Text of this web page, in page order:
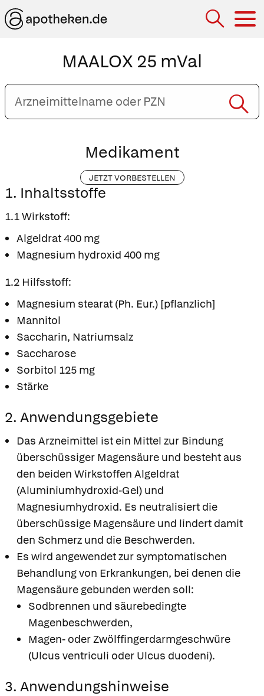
MAALOX 25 mVal
Arzneimittelname
oder
PZN
Medikament
JETZT VORBESTELLEN
1. Inhaltsstoffe
1.1 Wirkstoff:
Algeldrat 400 mg
Magnesium hydroxid 400 mg
1.2 Hilfsstoff:
Magnesium stearat (Ph. Eur.) [pflanzlich]
Mannitol
Saccharin, Natriumsalz
Saccharose
Sorbitol 125 mg
Stärke
2. Anwendungsgebiete
Das Arzneimittel ist ein Mittel zur Bindung
überschüssiger Magensäure und besteht aus
den beiden Wirkstoffen Algeldrat
(Aluminiumhydroxid-Gel) und
Magnesiumhydroxid. Es neutralisiert die
überschüssige Magensäure und lindert damit
den Schmerz und die Beschwerden.
Es wird angewendet zur symptomatischen
Behandlung von Erkrankungen, bei denen die
Magensäure gebunden werden soll:
Sodbrennen und säurebedingte
Magenbeschwerden,
Magen- oder Zwölffingerdarmgeschwüre
(Ulcus ventriculi oder Ulcus duodeni).
3. Anwendungshinweise